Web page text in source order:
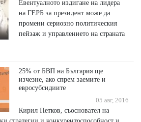
Евентуалното издигане на лидера
на ГЕРБ за президент може да
промени сериозно политическия
пейзаж и управлението на страната
25% от БВП на България ще
изчезне, ако спрем заемите и
евросубсидиите
05 авг, 2016
Кирил Петков, съосновател на